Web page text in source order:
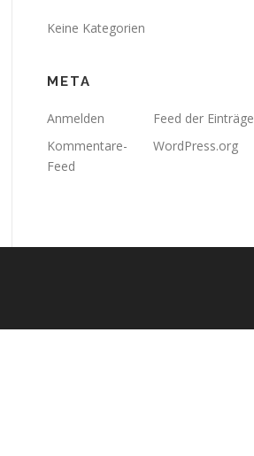
Keine Kategorien
META
Anmelden
Feed der Einträge
Kommentare-
Feed
WordPress.org